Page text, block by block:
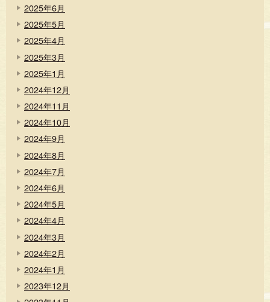
2025年6月
2025年5月
2025年4月
2025年3月
2025年1月
2024年12月
2024年11月
2024年10月
2024年9月
2024年8月
2024年7月
2024年6月
2024年5月
2024年4月
2024年3月
2024年2月
2024年1月
2023年12月